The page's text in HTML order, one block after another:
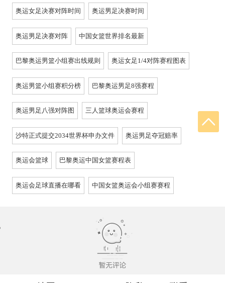
奥运女足决赛对阵时间 奥运男足决赛时间
奥运男足决赛对阵 中国女篮世界排名最新
巴黎奥运男篮小组赛出线规则 奥运女足1/4对阵赛程图表
奥运男篮小组赛积分榜 巴黎奥运男足8强赛程
奥运男足八强对阵图 三人篮球奥运会赛程
沙特正式提交2034世界杯申办文件 奥运男足夺冠赔率
奥运会篮球 巴黎奥运中国女篮赛程表
奥运会足球直播在哪看 中国女篮奥运会小组赛赛程